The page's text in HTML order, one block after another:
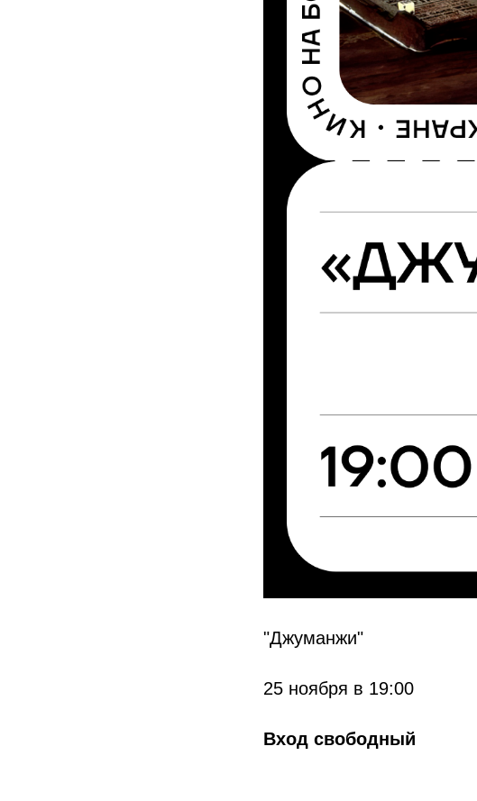
"Джуманжи"
25 ноября в 19:00
Вход свободный